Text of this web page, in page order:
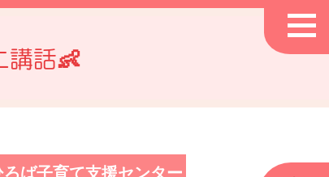
講話👶
ば子育て支援センター